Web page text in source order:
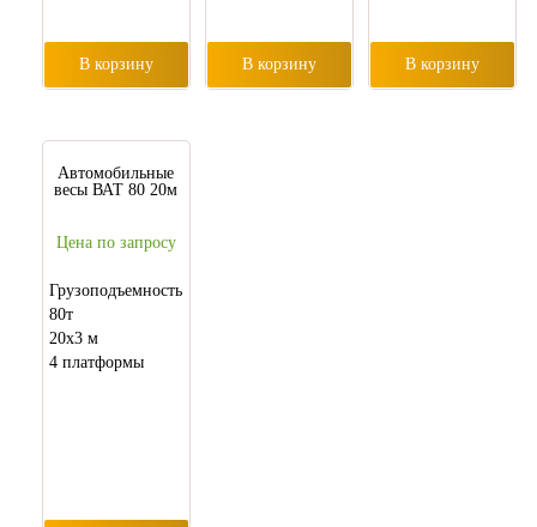
В корзину В корзину В корзину
Автомобильные
весы ВАТ 80 20м
Цена по запросу
Грузоподъемность
80т
20х3 м
4 платформы